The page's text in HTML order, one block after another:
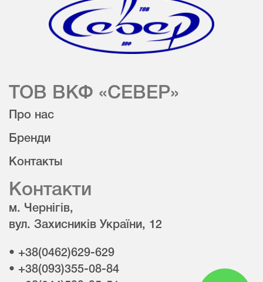
ТОВ ВКФ «СЕВЕР»
Про нас
Бренди
Контакты
Контакти
м. Чернігів,
вул. Захисників України, 12
• +38(0462)629-629
• +38(093)355-08-84